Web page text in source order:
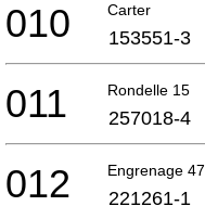
Carter
010 153551-3
Rondelle 15
011 257018-4
Engrenage 47
012 221261-1